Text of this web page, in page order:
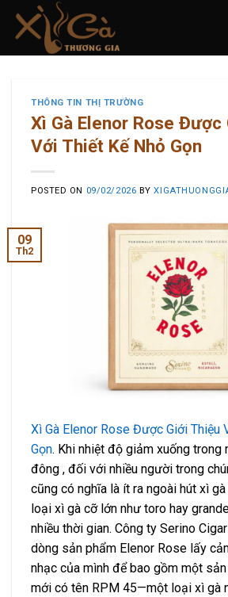
THÔNG TIN THỊ TRƯỜNG
Xì Gà Elenor Rose Được
Với Thiết Kế Nhỏ Gọn
POSTED ON 09/02/2026 BY
09
Th2
Xì Gà Elenor Rose Được Giới Thiệu
Gọn. Khi nhiệt độ giảm xuống trong
đông , đối với nhiều người trong
cũng có nghĩa là ít ra ngoài hút xì
loại xì gà cỡ lớn như toro hay
nhiều thời gian. Công ty Serino
dòng sản phẩm Elenor Rose lấy
nhạc của mình để bao gồm một
mới có tên RPM 45—một loại xì gà